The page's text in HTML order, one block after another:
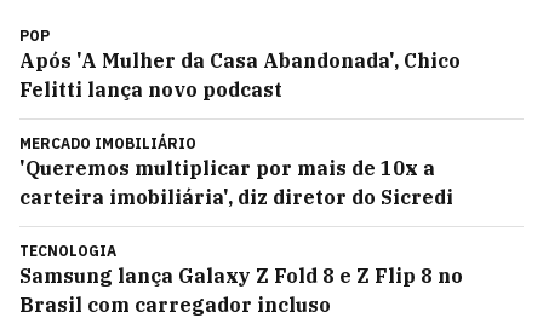
POP
Após 'A Mulher da Casa Abandonada', Chico
Felitti lança novo podcast
MERCADO IMOBILIÁRIO
'Queremos multiplicar por mais de 10x a
carteira imobiliária', diz diretor do Sicredi
TECNOLOGIA
Samsung lança Galaxy Z Fold 8 e Z Flip 8 no
Brasil com carregador incluso